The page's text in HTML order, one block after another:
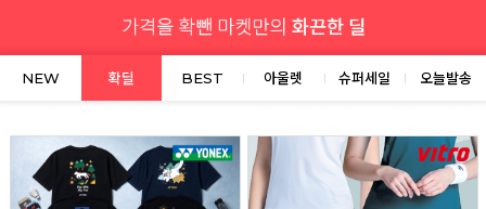
NEW 확딜 BEST 아울렛 슈퍼세일 오늘발송